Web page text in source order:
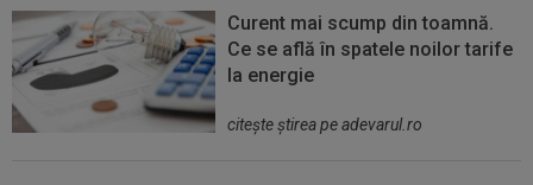
Curent mai scump din toamnă.
Ce se află în spatele noilor tarife
la energie
citeşte ştirea pe adevarul.ro